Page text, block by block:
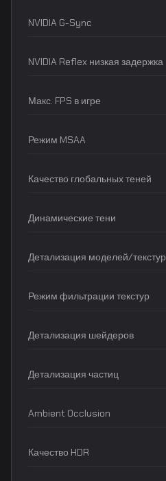
NVIDIA G-Sync
NVIDIA Reflex низкая задержка
Макс. FPS в игре
Режим MSAA
Качество глобальных теней
Динамические тени
Детализация моделей/текстур
Режим фильтрации текстур
Детализация шейдеров
Детализация частиц
Ambient Occlusion
Качество HDR